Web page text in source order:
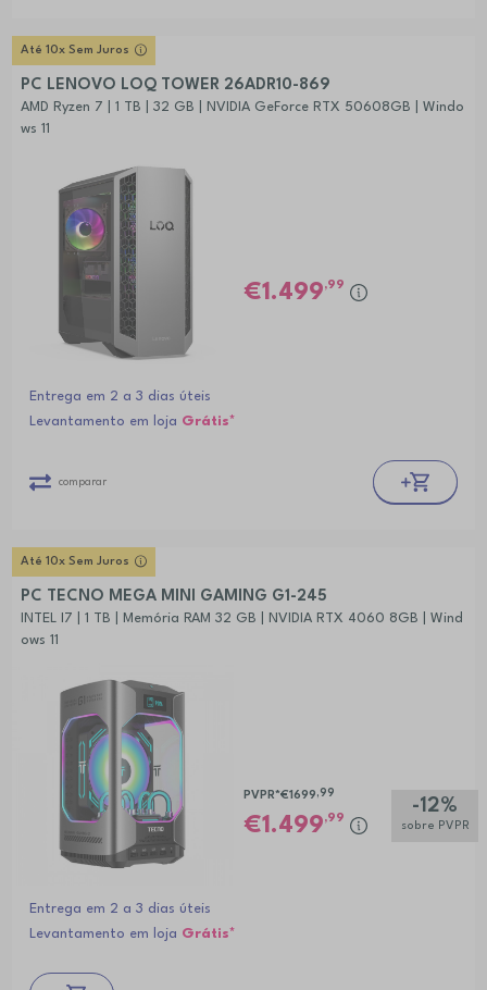
Até 10x Sem Juros
PC LENOVO LOQ TOWER 26ADR10-869
AMD Ryzen 7 | 1 TB | 32 GB | NVIDIA GeForce RTX 50608GB | Windo
ws 11
1.499,99
Entrega em 2 a 3 dias úteis
Levantamento em loja Grátis*
comparar
Até 10x Sem Juros
PC TECNO MEGA MINI GAMING G1-245
INTEL I7 | 1 TB | Memória RAM 32 GB | NVIDIA RTX 4060 8GB | Wind
ows 11
-12%
sobre PVPR
PVPR*€1699 ,99
1.499,99
Entrega em 2 a 3 dias úteis
Levantamento em loja Grátis*